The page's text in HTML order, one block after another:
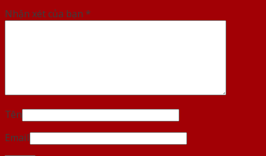
Nhận xét của bạn *
Tên
Email